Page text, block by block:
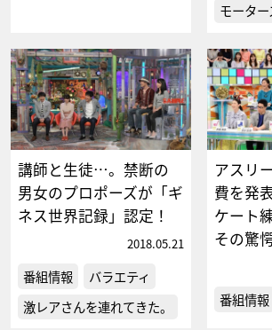
モータ
講師と生徒…。禁断の
男女のプロポーズが「ギ
ネス世界記録」認定！
2018.05.21
番組情報
バラエティ
激レアさんを連れてきた。
アスリ
費を発
ケート
その驚
番組情報